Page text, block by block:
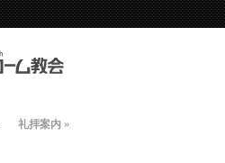
礼拝案内 »